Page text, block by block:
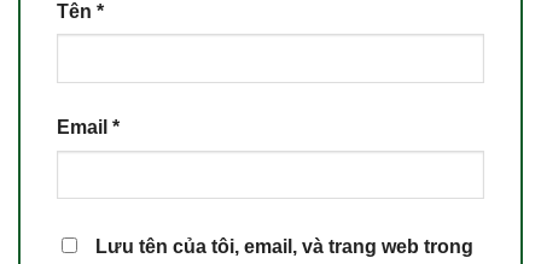
Tên *
Email *
Lưu tên của tôi, email, và trang web trong